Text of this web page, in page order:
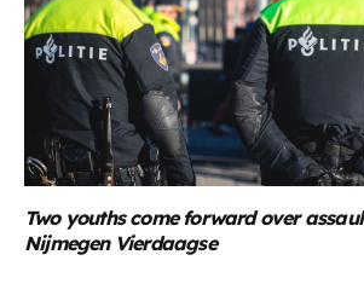
Two youths come forward over
Nijmegen Vierdaagse